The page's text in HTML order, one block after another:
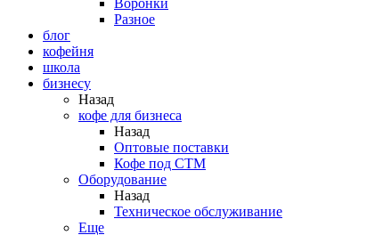
Воронки
Разное
блог
кофейня
школа
бизнесу
Назад
кофе для бизнеса
Назад
Оптовые поставки
Кофе под СТМ
Оборудование
Назад
Техническое обслуживание
Еще